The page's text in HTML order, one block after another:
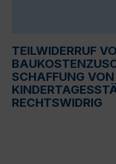
TEILWIDERRUF
SCHAFFUNG
RECHTSWIDRIG